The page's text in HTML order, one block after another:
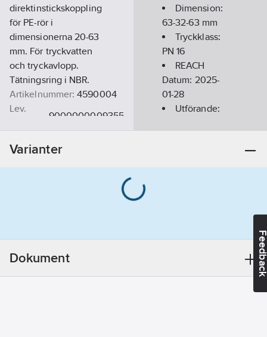
direktinstickskoppling
för PE-rör i
dimensionerna 20-63
mm. För tryckvatten
och tryckavlopp.
Tätningsring i NBR.
Artikelnummer: 4590004
Lev.
9000000009355
Dimension:
63-32-63 mm
Tryckklass:
PN 16
REACH
Datum: 2025-
01-28
Utförande:
Nej
Varianter
Dokument